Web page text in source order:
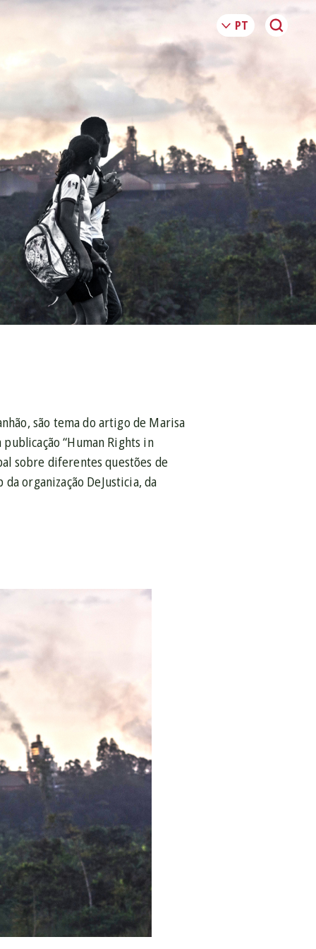
são tema do artigo de Marisa
“Human Rights in
sobre diferentes questões de
organização DeJusticia, da